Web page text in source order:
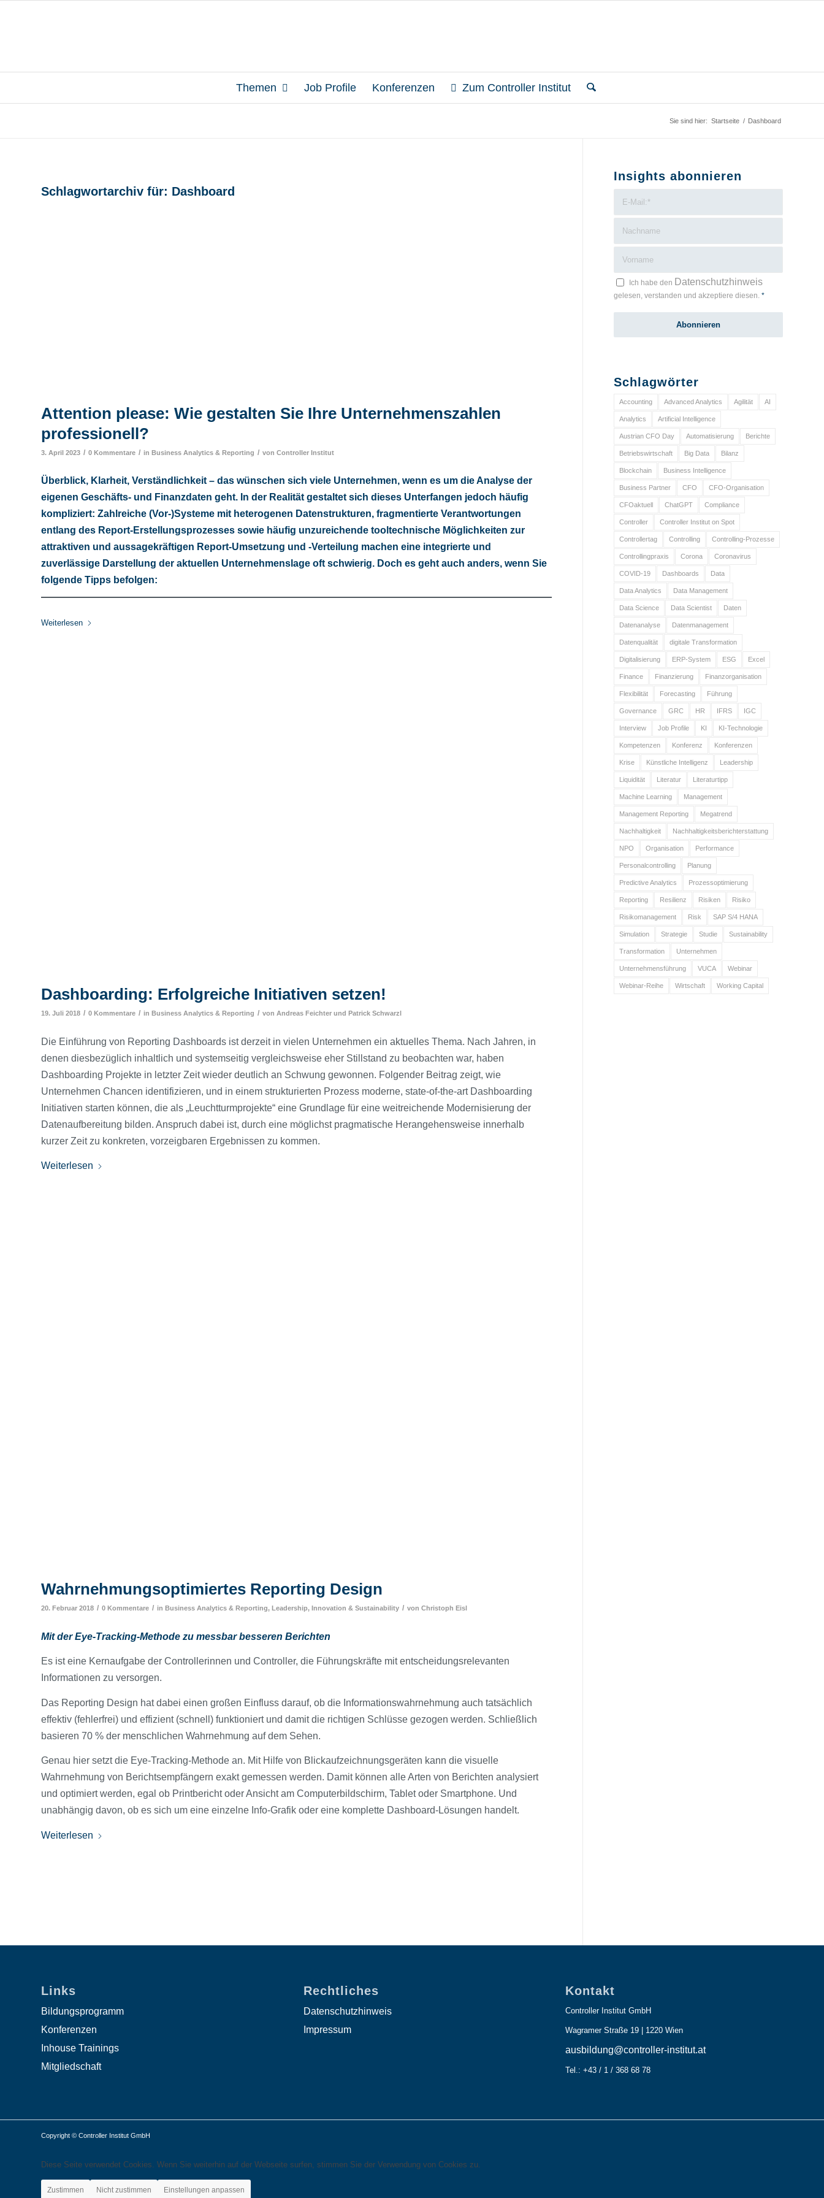
Themen Job Profile Konferenzen Zum Controller Institut
Sie sind hier: Startseite / Dashboard
Schlagwortarchiv für: Dashboard
Attention please: Wie gestalten Sie Ihre Unternehmenszahlen
professionell?
3. April 2023 / 0 Kommentare / in Business Analytics & Reporting / von Controller Institut
Überblick, Klarheit, Verständlichkeit – das wünschen sich viele Unternehmen, wenn es um die Analyse der
eigenen Geschäfts- und Finanzdaten geht. In der Realität gestaltet sich dieses Unterfangen jedoch häufig
kompliziert: Zahlreiche (Vor-)Systeme mit heterogenen Datenstrukturen, fragmentierte Verantwortungen
entlang des Report-Erstellungsprozesses sowie häufig unzureichende tooltechnische Möglichkeiten zur
attraktiven und aussagekräftigen Report-Umsetzung und -Verteilung machen eine integrierte und
zuverlässige Darstellung der aktuellen Unternehmenslage oft schwierig. Doch es geht auch anders, wenn Sie
folgende Tipps befolgen:
Weiterlesen
Dashboarding: Erfolgreiche Initiativen setzen!
19. Juli 2018 / 0 Kommentare / in Business Analytics & Reporting / von Andreas Feichter und Patrick Schwarzl
Die Einführung von Reporting Dashboards ist derzeit in vielen Unternehmen ein aktuelles Thema. Nach Jahren, in
denen diesbezüglich inhaltlich und systemseitig vergleichsweise eher Stillstand zu beobachten war, haben
Dashboarding Projekte in letzter Zeit wieder deutlich an Schwung gewonnen. Folgender Beitrag zeigt, wie
Unternehmen Chancen identifizieren, und in einem strukturierten Prozess moderne, state-of-the-art Dashboarding
Initiativen starten können, die als „Leuchtturmprojekte“ eine Grundlage für eine weitreichende Modernisierung der
Datenaufbereitung bilden. Anspruch dabei ist, durch eine möglichst pragmatische Herangehensweise innerhalb
kurzer Zeit zu konkreten, vorzeigbaren Ergebnissen zu kommen.
Weiterlesen
Wahrnehmungsoptimiertes Reporting Design
20. Februar 2018 / 0 Kommentare / in Business Analytics & Reporting, Leadership, Innovation & Sustainability / von Christoph Eisl
Mit der Eye-Tracking-Methode zu messbar besseren Berichten
Es ist eine Kernaufgabe der Controllerinnen und Controller, die Führungskräfte mit entscheidungsrelevanten
Informationen zu versorgen.
Das Reporting Design hat dabei einen großen Einfluss darauf, ob die Informationswahrnehmung auch tatsächlich
effektiv (fehlerfrei) und effizient (schnell) funktioniert und damit die richtigen Schlüsse gezogen werden. Schließlich
basieren 70 % der menschlichen Wahrnehmung auf dem Sehen.
Genau hier setzt die Eye-Tracking-Methode an. Mit Hilfe von Blickaufzeichnungsgeräten kann die visuelle
Wahrnehmung von Berichtsempfängern exakt gemessen werden. Damit können alle Arten von Berichten analysiert
und optimiert werden, egal ob Printbericht oder Ansicht am Computerbildschirm, Tablet oder Smartphone. Und
unabhängig davon, ob es sich um eine einzelne Info-Grafik oder eine komplette Dashboard-Lösungen handelt.
Weiterlesen
Insights abonnieren
Ich habe den Datenschutzhinweis
gelesen, verstanden und akzeptiere diesen.*
Schlagwörter
Accounting Advanced Analytics Agilität AI
Analytics Artificial Intelligence
Austrian CFO Day Automatisierung Berichte
Betriebswirtschaft Big Data Bilanz
Blockchain Business Intelligence
Business Partner CFO CFO-Organisation
CFOaktuell ChatGPT Compliance
Controller Controller Institut on Spot
Controllertag Controlling Controlling-Prozesse
Controllingpraxis Corona Coronavirus
COVID-19 Dashboards Data
Data Analytics Data Management
Data Science Data Scientist Daten
Datenanalyse Datenmanagement
Datenqualität digitale Transformation
Digitalisierung ERP-System ESG Excel
Finance Finanzierung Finanzorganisation
Flexibilität Forecasting Führung
Governance GRC HR IFRS IGC
Interview Job Profile KI KI-Technologie
Kompetenzen Konferenz Konferenzen
Krise Künstliche Intelligenz Leadership
Liquidität Literatur Literaturtipp
Machine Learning Management
Management Reporting Megatrend
Nachhaltigkeit Nachhaltigkeitsberichterstattung
NPO Organisation Performance
Personalcontrolling Planung
Predictive Analytics Prozessoptimierung
Reporting Resilienz Risiken Risiko
Risikomanagement Risk SAP S/4 HANA
Simulation Strategie Studie Sustainability
Transformation Unternehmen
Unternehmensführung VUCA Webinar
Webinar-Reihe Wirtschaft Working Capital
Links
Bildungsprogramm
Konferenzen
Inhouse Trainings
Mitgliedschaft
Rechtliches
Datenschutzhinweis
Impressum
Kontakt
Controller Institut GmbH
Wagramer Straße 19 | 1220 Wien
ausbildung@controller-institut.at
Tel.: +43 / 1 / 368 68 78
Copyright © Controller Institut GmbH
Diese Seite verwendet Cookies. Wenn Sie weiterhin auf der Webseite surfen, stimmen Sie der Verwendung von Cookies zu.
Zustimmen Nicht zustimmen Einstellungen anpassen